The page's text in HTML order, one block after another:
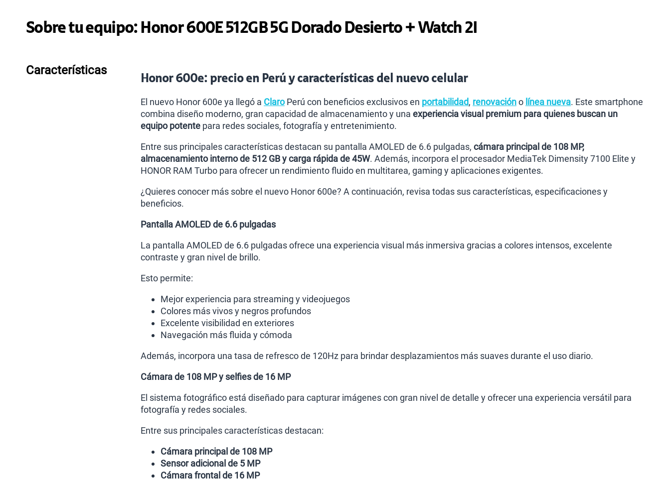
Sobre tu equipo: Honor600E 512GB 5G Dorado Desierto + Watch 2I
Características
Honor 600e: precio en Perú y características del nuevo celular
El nuevo Honor 600e ya llegó a ClaroPerú con beneficios exclusivos en portabilidad, renovacióno línea nueva. Este smartphone
combina diseño moderno, gran capacidad de almacenamiento y una experiencia visual premium para quienes buscan un
equipo potente para redes sociales, fotografía y entretenimiento.
Entre sus principales características destacan su pantalla AMOLED de 6.6 pulgadas, cámara principal de 108 MP,
almacenamiento interno de 512 GB y carga rápida de 45W. Además, incorpora el procesador MediaTek Dimensity 7100 Elite y
HONOR RAM Turbo para ofrecer un rendimiento fluido en multitarea, gaming y aplicaciones exigentes.
¿Quieres conocer más sobre el nuevo Honor 600e? A continuación, revisa todas sus características, especificaciones y
beneficios.
Pantalla AMOLED de 6.6 pulgadas
La pantalla AMOLED de 6.6 pulgadas ofrece una experiencia visual más inmersiva gracias a colores intensos, excelente
contraste y gran nivel de brillo.
Esto permite:
Mejor experiencia para streaming y videojuegos
Colores más vivos y negros profundos
Excelente visibilidad en exteriores
Navegación más fluida y cómoda
Además, incorpora una tasa de refresco de 120Hz para brindar desplazamientos más suaves durante el uso diario.
Cámara de 108 MP y selfies de 16 MP
El sistema fotográfico está diseñado para capturar imágenes con gran nivel de detalle y ofrecer una experiencia versátil para
fotografía y redes sociales.
Entre sus principales características destacan:
Cámara principal de 108 MP
Sensor adicional de 5 MP
Cámara frontal de 16 MP